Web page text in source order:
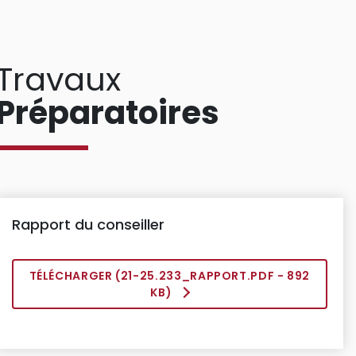
Rapport du conseiller
TÉLÉCHARGER (21-25.233_RAPPORT.PDF - 892
KB)